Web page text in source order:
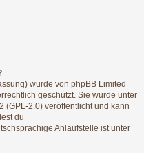
wurde von phpBB Limited
geschützt. Sie wurde unter
(GPL-2.0) veröffentlicht und kann
du
Anlaufstelle ist unter